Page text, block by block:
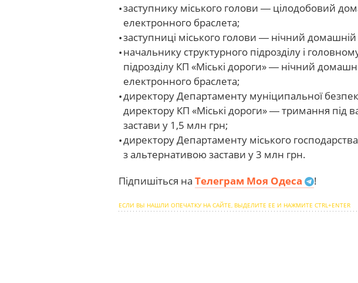
заступнику міського голови ― цілодобовий
електронного браслета;
заступниці міського голови ― нічний
начальнику структурного підрозділу і
підрозділу КП «Міські дороги» ― нічний
електронного браслета;
директору Департаменту муніципальної
директору КП «Міські дороги» ― тримання під
застави у 1,5 млн грн;
директору Департаменту міського
з альтернативою застави у 3 млн грн.
Підпишіться на Телеграм Моя Одеса !
ЕСЛИ ВЫ НАШЛИ ОПЕЧАТКУ НА САЙТЕ, ВЫДЕЛИТЕ ЕЕ И НАЖМИТЕ CTRL+ENTER